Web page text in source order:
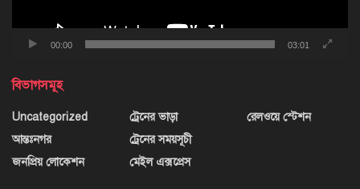
00:00 03:01
বিভাগসমূহ
Uncategorized
আন্তঃনগর
জনপ্রিয় লোকেশন
ট্রেনের ভাড়া
ট্রেনের সময়সূচী
মেইল এক্সপ্রেস
রেলওয়ে স্টেশন